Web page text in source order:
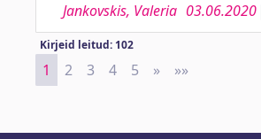
Jankovskis, Valeria 03.06.2020
Kirjeid leitud: 102
1 2 3 4 5 » Next
»»